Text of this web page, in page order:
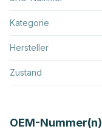
Kategorie
Hersteller
Zustand
OEM-Nummer(n)